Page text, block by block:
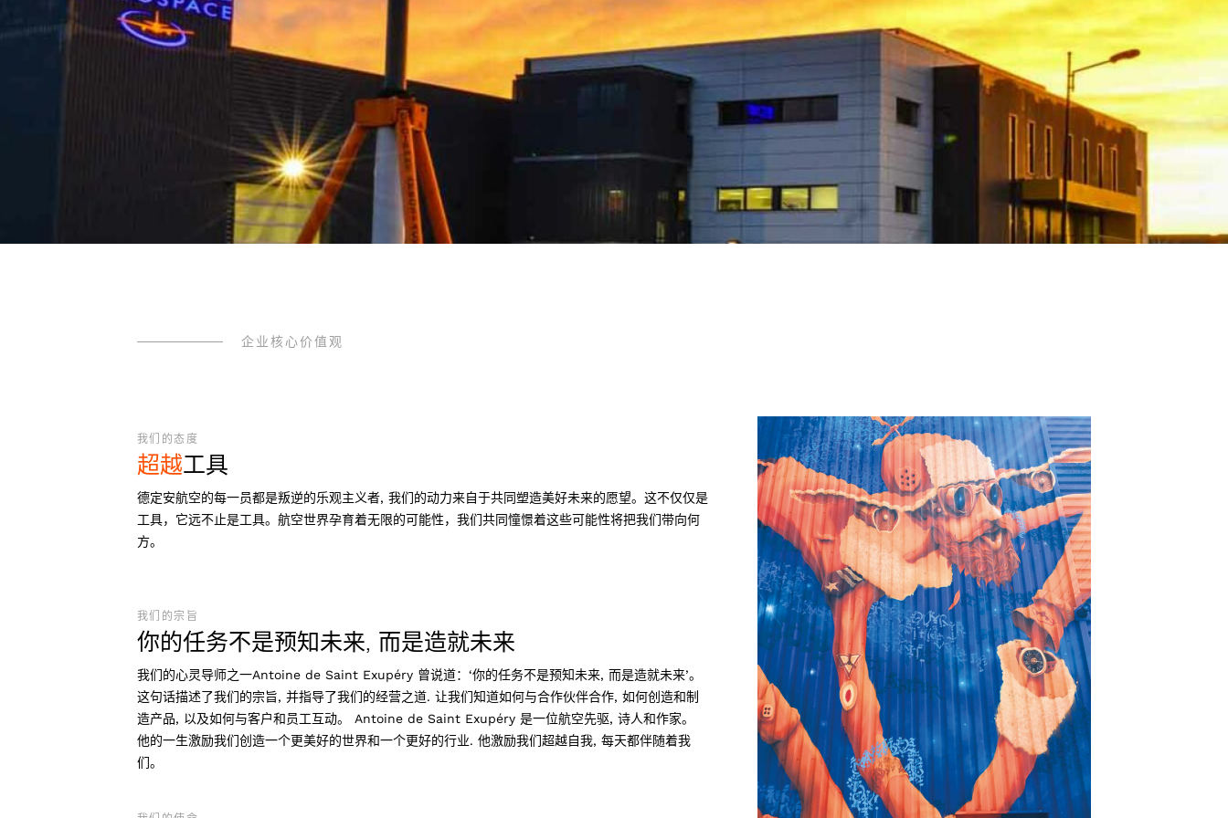
企业核心价值观
我们的态度
超越工具
德定安航空的每一员都是叛逆的乐观主义者, 我们的动力来自于共同塑造美好未来的愿望。这不仅仅是
工具，它远不止是工具。航空世界孕育着无限的可能性，我们共同憧憬着这些可能性将把我们带向何
方。
我们的宗旨
你的任务不是预知未来, 而是造就未来
我们的心灵导师之一Antoine de Saint Exupéry 曾说道：‘你的任务不是预知未来, 而是造就未来’。
这句话描述了我们的宗旨, 并指导了我们的经营之道. 让我们知道如何与合作伙伴合作, 如何创造和制
造产品, 以及如何与客户和员工互动。 Antoine de Saint Exupéry 是一位航空先驱, 诗人和作家。
他的一生激励我们创造一个更美好的世界和一个更好的行业. 他激励我们超越自我, 每天都伴随着我
们。